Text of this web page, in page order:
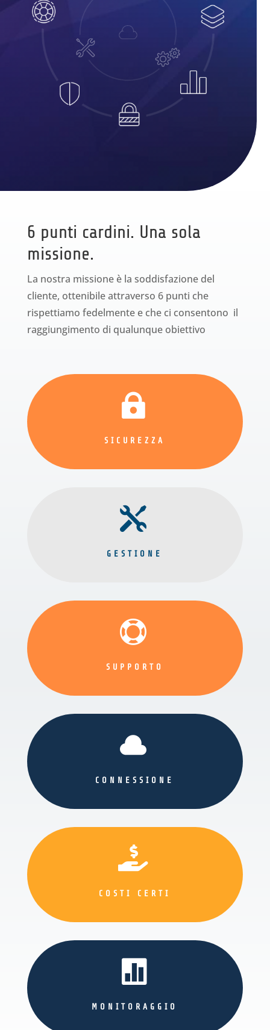
6 punti cardini. Una sola
missione.
La nostra missione è la soddisfazione del
cliente, ottenibile attraverso 6 punti che
rispettiamo fedelmente e che ci consentono il
raggiungimento di qualunque obiettivo

SICUREZZA

GESTIONE

SUPPORTO

CONNESSIONE

COSTI CERTI

MONITORAGGIO